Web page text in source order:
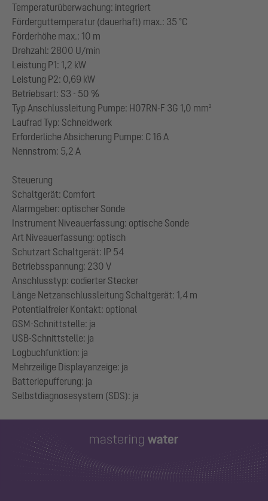
Temperaturüberwachung: integriert
Förderguttemperatur (dauerhaft) max.: 35 °C
Förderhöhe max.: 10 m
Drehzahl: 2800 U/min
Leistung P1: 1,2 kW
Leistung P2: 0,69 kW
Betriebsart: S3 - 50 %
Typ Anschlussleitung Pumpe: H07RN-F 3G 1,0 mm²
Laufrad Typ: Schneidwerk
Erforderliche Absicherung Pumpe: C 16 A
Nennstrom: 5,2 A
Steuerung
Schaltgerät: Comfort
Alarmgeber: optischer Sonde
Instrument Niveauerfassung: optische Sonde
Art Niveauerfassung: optisch
Schutzart Schaltgerät: IP 54
Betriebsspannung: 230 V
Anschlusstyp: codierter Stecker
Länge Netzanschlussleitung Schaltgerät: 1,4 m
Potentialfreier Kontakt: optional
GSM-Schnittstelle: ja
USB-Schnittstelle: ja
Logbuchfunktion: ja
Mehrzeilige Displayanzeige: ja
Batteriepufferung: ja